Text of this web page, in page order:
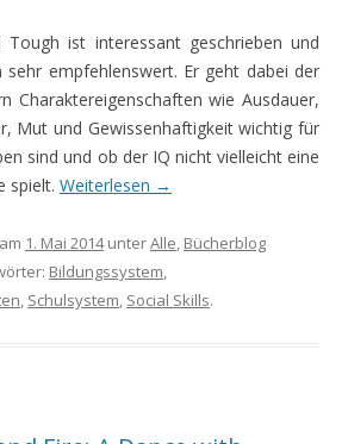
ist interessant geschrieben und
sehr empfehlenswert. Er geht dabei der
Charaktereigenschaften wie Ausdauer,
Mut und Gewissenhaftigkeit wichtig für
sind und ob der IQ nicht vielleicht eine
spielt. Weiterlesen →
1. Mai 2014unterAlle, Bücherblog
Bildungssystem,
, Schulsystem, Social Skills.